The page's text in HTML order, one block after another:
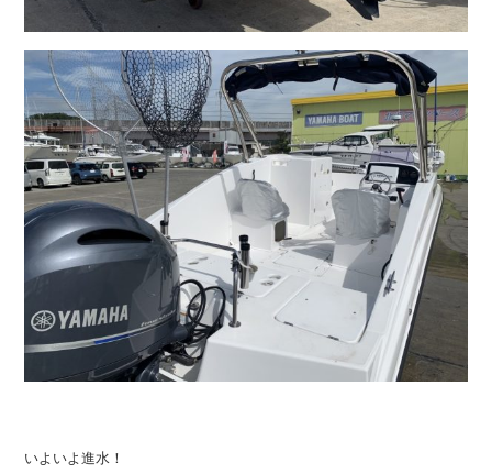
いよいよ進水！